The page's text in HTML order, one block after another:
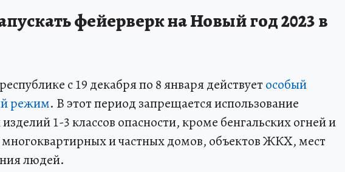
фейерверк на Новый год 2023 в
с 19 декабря по 8 января действуетособый
режим. В этот период запрещается использование
1-3 классов опасности, кроме бенгальских огней и
и частных домов, объектов ЖКХ, мест
людей.